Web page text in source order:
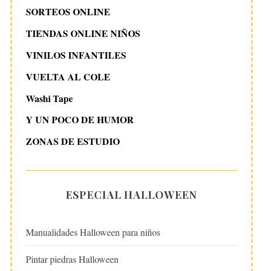
SORTEOS ONLINE
TIENDAS ONLINE NIÑOS
VINILOS INFANTILES
VUELTA AL COLE
Washi Tape
Y UN POCO DE HUMOR
ZONAS DE ESTUDIO
ESPECIAL HALLOWEEN
Manualidades Halloween para niños
Pintar piedras Halloween